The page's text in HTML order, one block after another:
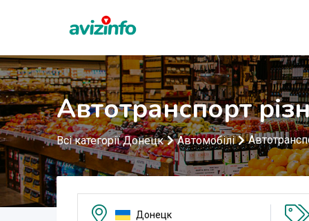
Автотранспорт
Всі категорії Донецк Автомобілі
Донецк